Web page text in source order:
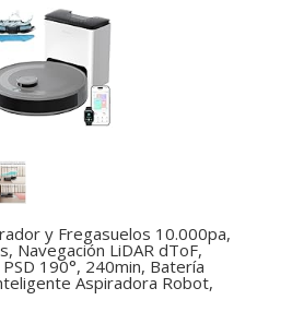
y Fregasuelos 10.000pa,
Navegación LiDAR dToF,
190°, 240min, Batería
Aspiradora Robot,